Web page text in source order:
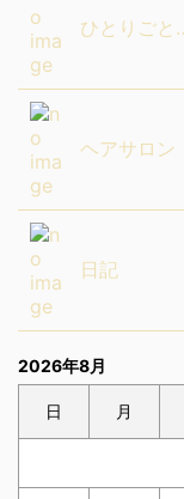
ひとりごと
ヘアサロン
日記
2026年8月
日 月